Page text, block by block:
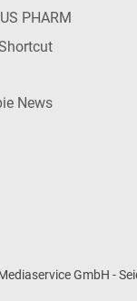
PHARM
News
GmbH -